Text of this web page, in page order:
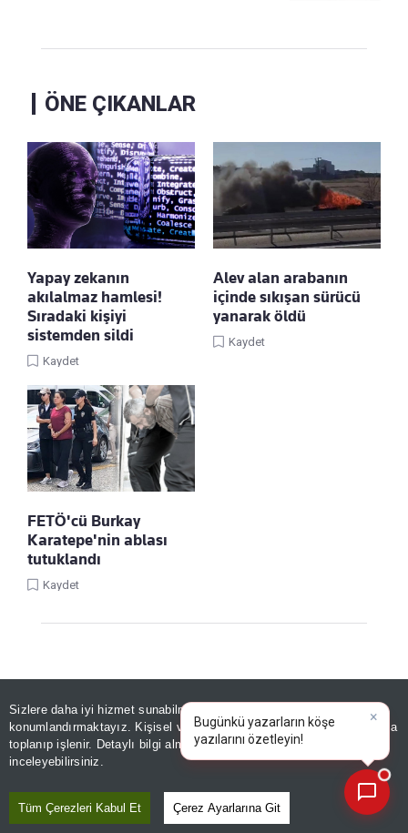
Sizlere daha iyi hizmet sunabilmek adına sitemizde
konumlandırmaktayız. Kişisel verileriniz, KVKK ve GDPR kapsamında
toplanıp işlenir. Detaylı bilgi almak içinAydınlatma Metnimizi
inceleyebilirsiniz.
Tüm Çerezleri Kabul Et Çerez Ayarlarına Git
ÖNE ÇIKANLAR
Yapay zekanın
akılalmaz hamlesi!
Sıradaki kişiyi
sistemden sildi
Kaydet
Alev alan arabanın
içinde sıkışan sürücü
yanarak öldü
Kaydet
FETÖ'cü Burkay
Karatepe'nin ablası
tutuklandı
Kaydet
Linke Tıkla, Türkiye Gazetesi'ni Google
×
Bugünkü yazarların köşe
yazılarını özetleyin!